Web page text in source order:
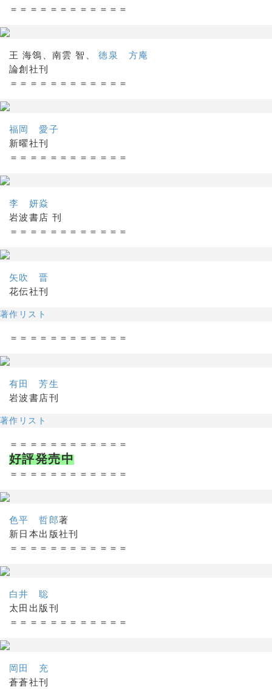
＝＝＝＝＝＝＝＝＝＝＝＝
王 海鴒、南雲 智、徳泉 方庵
論創社刊
＝＝＝＝＝＝＝＝＝＝＝＝
福岡 愛子
新曜社刊
＝＝＝＝＝＝＝＝＝＝＝＝
李 妍焱
岩波書店 刊
＝＝＝＝＝＝＝＝＝＝＝＝
矢吹 晋
花伝社刊
著作リスト
＝＝＝＝＝＝＝＝＝＝＝＝
有田 芳生
岩波書店刊
著作リスト
＝＝＝＝＝＝＝＝＝＝＝＝
好評発売中
＝＝＝＝＝＝＝＝＝＝＝＝
色平 哲郎著
新日本出版社刊
＝＝＝＝＝＝＝＝＝＝＝＝
白井 聡
太田出版刊
＝＝＝＝＝＝＝＝＝＝＝＝
岡田 充
蒼蒼社刊